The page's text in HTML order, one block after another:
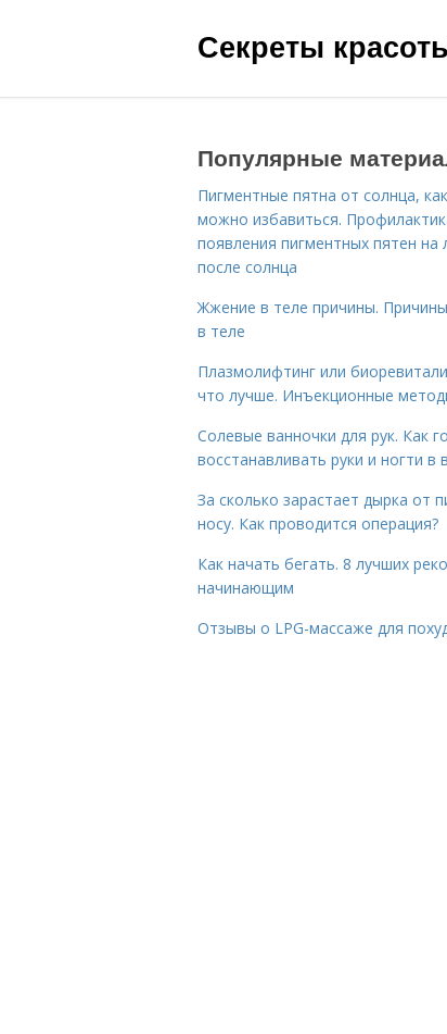
Секреты
Популярные
Пигментные пятна от солнца,
можно избавиться.
появления пигментных пятен на
после солнца
Жжение в теле причины.
в теле
Плазмолифтинг или
что лучше. Инъекционные
Солевые ванночки для рук. Как
восстанавливать руки и ногти в
За сколько зарастает дырка от
носу. Как проводится операция?
Как начать бегать. 8 лучших
начинающим
Отзывы о LPG-массаже для